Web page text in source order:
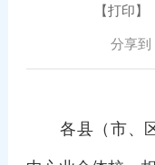
【打印】
分享到
各县（市、区